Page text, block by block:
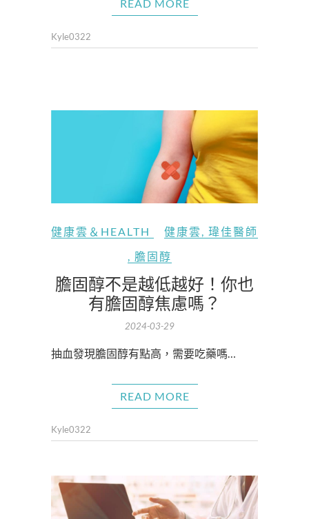
READ MORE
Kyle0322
健康雲＆HEALTH 健康雲
瑋佳醫師
膽固醇
膽固醇不是越低越好！你也
有膽固醇焦慮嗎？
2024-03-29
抽血發現膽固醇有點高，需要吃藥嗎…
READ MORE
Kyle0322